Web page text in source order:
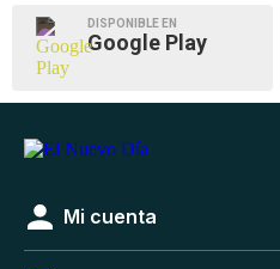
DISPONIBLE EN
Google Play
Mi cuenta